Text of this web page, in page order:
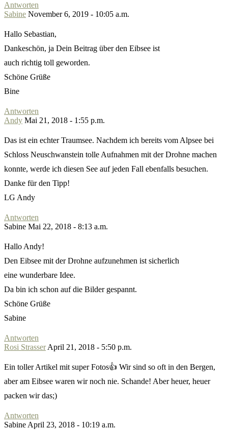
Antworten
Sabine November 6, 2019 - 10:05 a.m.
Hallo Sebastian,
Dankeschön, ja Dein Beitrag über den Eibsee ist
auch richtig toll geworden.
Schöne Grüße
Bine
Antworten
Andy Mai 21, 2018 - 1:55 p.m.
Das ist ein echter Traumsee. Nachdem ich bereits vom Alpsee bei
Schloss Neuschwanstein tolle Aufnahmen mit der Drohne machen
konnte, werde ich diesen See auf jeden Fall ebenfalls besuchen.
Danke für den Tipp!
LG Andy
Antworten
Sabine Mai 22, 2018 - 8:13 a.m.
Hallo Andy!
Den Eibsee mit der Drohne aufzunehmen ist sicherlich
eine wunderbare Idee.
Da bin ich schon auf die Bilder gespannt.
Schöne Grüße
Sabine
Antworten
Rosi StrasserApril 21, 2018 - 5:50 p.m.
Ein toller Artikel mit super Fotos👍 Wir sind so oft in den Bergen,
aber am Eibsee waren wir noch nie. Schande! Aber heuer, heuer
packen wir das;)
Antworten
SabineApril 23, 2018 - 10:19 a.m.